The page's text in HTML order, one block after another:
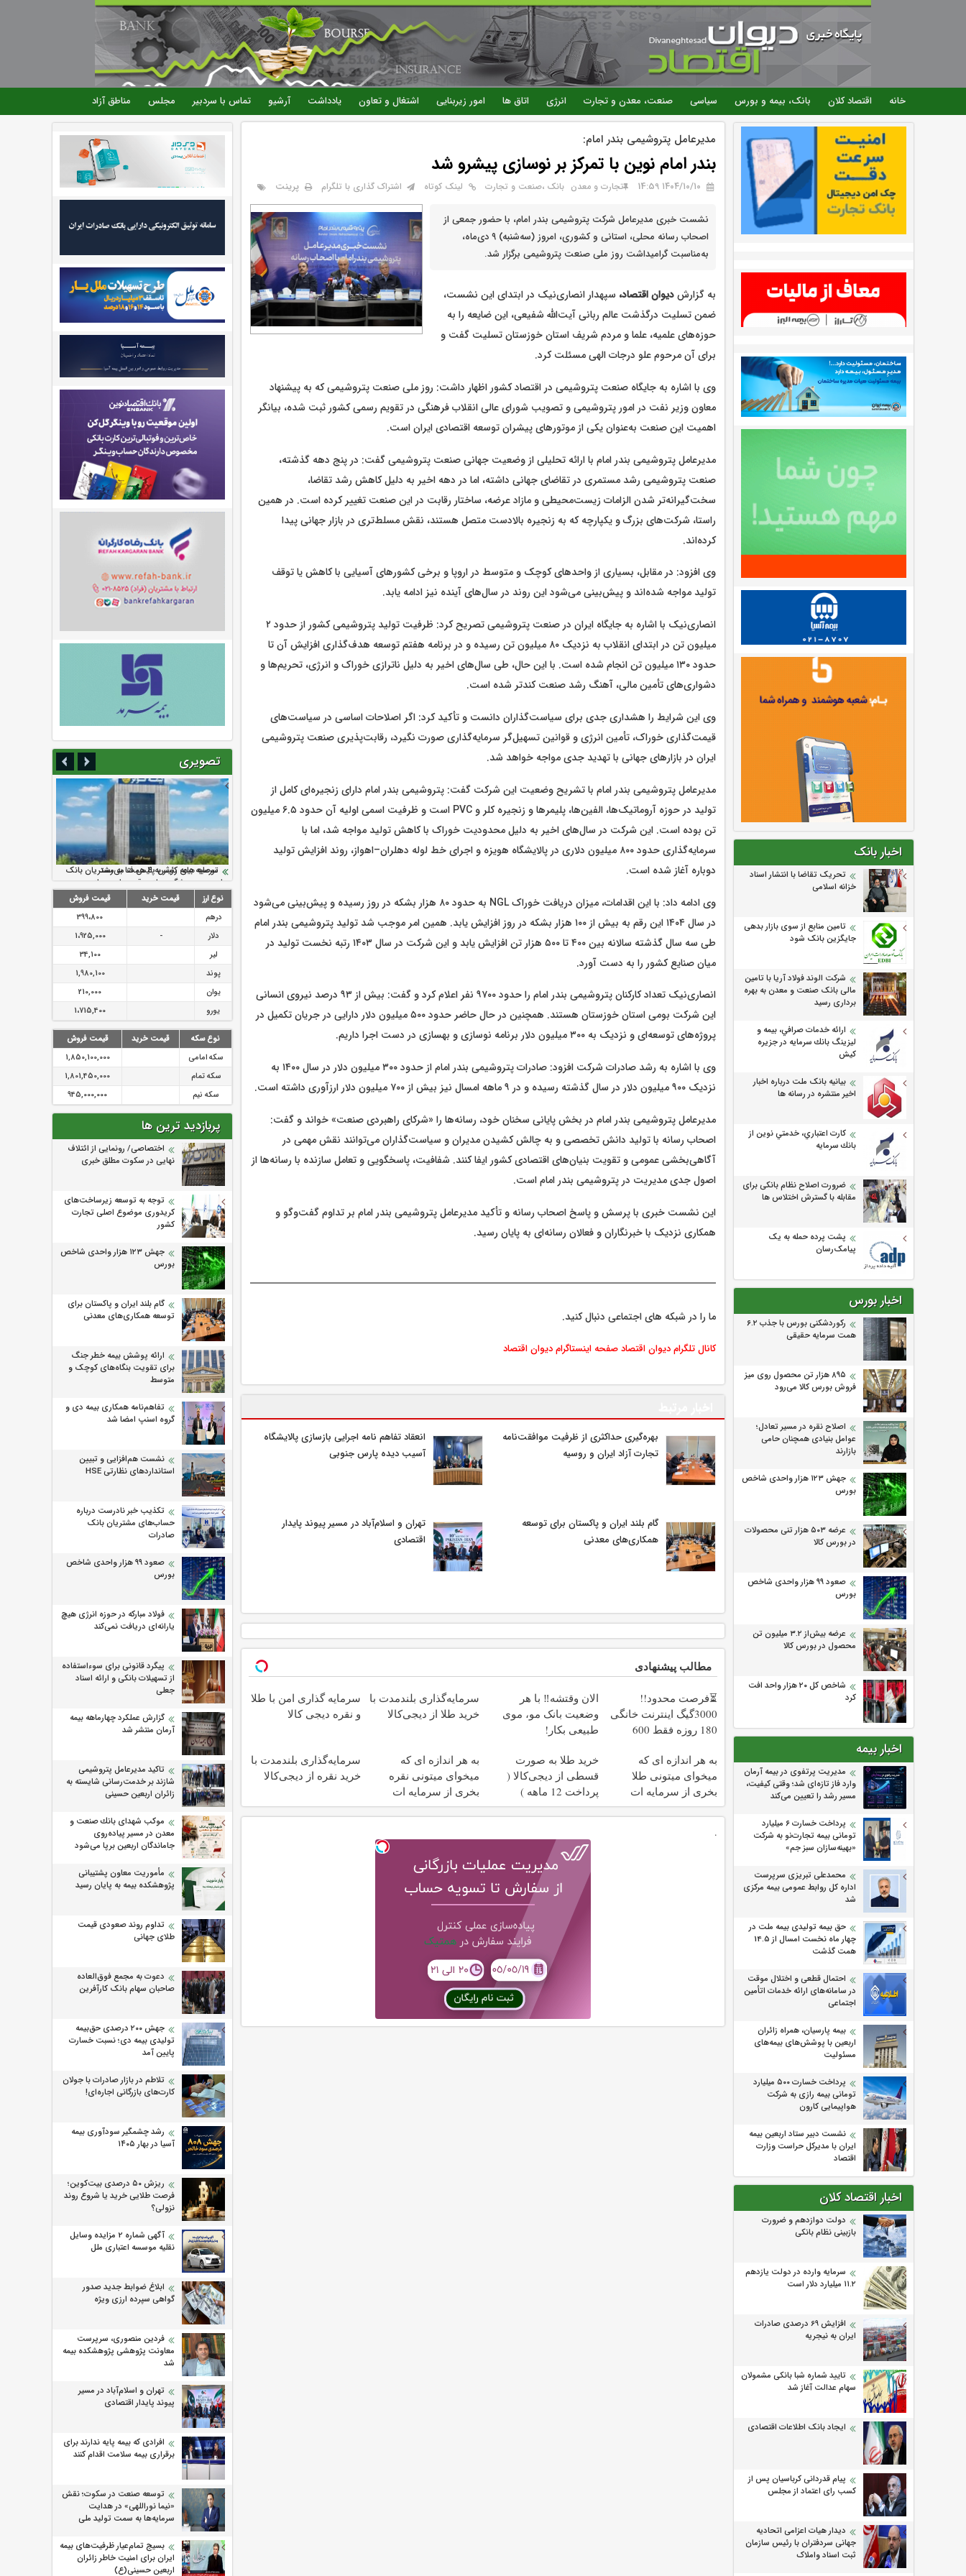
رفتن
به
محتوای
اصلی
خانه اقتصاد کلان بانک، بیمه و بورس سیاسی صنعت، معدن و تجارت انرژی اتاق ها امور زیربنایی اشتغال و تعاون یادداشت آرشیو تماس با سردبیر مجلس مناطق آزاد
اخبار بانک
تحریک تقاضا با انتشار اسناد
خزانه اسلامی
تامین منابع از سوی بازار بدهی
جایگزین بانک شود
شرکت الوند فولاد آریا با تامین
مالی بانک صنعت و معدن به بهره
برداری رسید
ارائه خدمات صرافي، بيمه و
ليزينگ بانك سرمايه در جزيره
كيش
بیانیه بانک ملت درباره اخبار
اخیر منتشره در رسانه ها
كارت اعتباري، خدمتي نوين از
بانك سرمايه
ضرورت اصلاح نظام بانکی برای
مقابله با گسترش اختلاس ها
پشت پرده حمله به یک
پیامک‌رسان
اخبار بورس
رکوردشکنی بورس با جذب ۶.۲
همت سرمایه حقیقی
۸۹۵ هزار تن محصول روی میز
فروش بورس کالا می‌‌رود
اصلاح نقره در مسیر تعادل؛
عوامل بنیادی همچنان حامی
بازارند
جهش ۱۲۳ هزار واحدی شاخص
بورس
عرضه ۵۰۳ هزار تنی محصولات
در بورس کالا
صعود ۹۹ هزار واحدی شاخص
بورس
عرضه بیش‌از ۳.۲ میلیون تن
محصول در بورس کالا
شاخص کل ۲۰ هزار واحد افت
کرد
اخبار بیمه
مدیریت پرتفوی در بیمه آرمان
وارد فاز تازه‌ای شد؛ وقتی کیفیت،
مسیر رشد را تعیین می‌کند
پرداخت خسارت ۶ میلیارد
تومانی بیمه تجارت‌نو به شرکت
«بهینه‌سازان سبز جم»
محمدعلی تبریزی سرپرست
اداره كل روابط عمومی بیمه مركزی
شد
حق بیمه تولیدی بیمه ملت در
چهار ماه نخست امسال از 14.5
همت گذشت
احتمال قطعی و اختلال موقت
در سامانه‌های ارائه خدمات اتأمین
اجتماعی
بیمه پارسیان، همراه زائران
اربعین با پوشش‌های بیمه‌های
مسئولیت
پرداخت خسارت ۵۰۰ میلیارد
تومانی بیمه رازی به شرکت
هواپیمایی کارون
نشست دبیر ستاد اربعین بیمه
ایران با مدیرکل حراست وزارت
اقتصاد
اخبار اقتصاد کلان
دولت دوازدهم و ضرورت
بازبینی نظام بانکی
سرمایه وارده در دولت یازدهم
۱۱.۲ میلیارد دلار است
افزایش 69 درصدی صادرات
ایران به نیجریه
تایید شماره شبا بانکی مشمولان
سهام عدالت آغاز شد
ایجاد بانک اطلاعات اقتصادی
پیام قدردانی کرباسیان پس از
کسب رای اعتماد از مجلس
دیدار هیات اعزامی اتحادیه
جهانی سردفتران با رئیس سازمان
ثبت اسناد واملاک
مدیرعامل پتروشیمی بندر امام:
بندر امام نوین با تمرکز بر نوسازی پیشرو شد
۱۴۰۴/۱۰/۱۰ 14:59 تجارت و معدن بانک ،صنعت و تجارت لینک کوتاه اشتراک گذاری با تلگرام پرینت
نشست خبری مدیرعامل شرکت پتروشیمی بندر امام، با حضور جمعی از
اصحاب رسانه محلی، استانی و کشوری، امروز (سه‌شنبه) ۹ دی‌ماه،
به‌مناسبت گرامیداشت روز ملی صنعت پتروشیمی برگزار شد.
به گزارشدیوان اقتصاد، سپهدار انصاری‌نیک در ابتدای این نشست،
ضمن تسلیت درگذشت عالم ربانی آیت‌الله شفیعی، این ضایعه را به
حوزه‌های علمیه، علما و مردم شریف استان خوزستان تسلیت گفت و
برای آن مرحوم علو درجات الهی مسئلت کرد.
وی با اشاره به جایگاه صنعت پتروشیمی در اقتصاد کشور اظهار داشت: روز ملی صنعت پتروشیمی که به پیشنهاد
معاون وزیر نفت در امور پتروشیمی و تصویب شورای عالی انقلاب فرهنگی در تقویم رسمی کشور ثبت شده، بیانگر
اهمیت این صنعت به‌عنوان یکی از موتورهای پیشران توسعه اقتصادی ایران است.
مدیرعامل پتروشیمی بندر امام با ارائه تحلیلی از وضعیت جهانی صنعت پتروشیمی گفت: در پنج دهه گذشته،
صنعت پتروشیمی رشد مستمری در تقاضای جهانی داشته، اما در دهه اخیر به دلیل کاهش رشد تقاضا،
سخت‌گیرانه‌تر شدن الزامات زیست‌محیطی و مازاد عرضه، ساختار رقابت در این صنعت تغییر کرده است. در همین
راستا، شرکت‌های بزرگ و یکپارچه که به زنجیره بالادست متصل هستند، نقش مسلط‌تری در بازار جهانی پیدا
کرده‌اند.
وی افزود: در مقابل، بسیاری از واحدهای کوچک و متوسط در اروپا و برخی کشورهای آسیایی با کاهش یا توقف
تولید مواجه شده‌اند و پیش‌بینی می‌شود این روند در سال‌های آینده نیز ادامه یابد.
انصاری‌نیک با اشاره به جایگاه ایران در صنعت پتروشیمی تصریح کرد: ظرفیت تولید پتروشیمی کشور از حدود ۲
میلیون تن در ابتدای انقلاب به نزدیک ۸۰ میلیون تن رسیده و در برنامه هفتم توسعه هدف‌گذاری افزایش آن تا
حدود ۱۳۰ میلیون تن انجام شده است. با این حال، طی سال‌های اخیر به دلیل ناترازی خوراک و انرژی، تحریم‌ها و
دشواری‌های تأمین مالی، آهنگ رشد صنعت کندتر شده است.
وی این شرایط را هشداری جدی برای سیاست‌گذاران دانست و تأکید کرد: اگر اصلاحات اساسی در سیاست‌های
قیمت‌گذاری خوراک، تأمین انرژی و قوانین تسهیل‌گر سرمایه‌گذاری صورت نگیرد، رقابت‌پذیری صنعت پتروشیمی
ایران در بازارهای جهانی با تهدید جدی مواجه خواهد شد.
مدیرعامل پتروشیمی بندر امام با تشریح وضعیت این شرکت گفت: پتروشیمی بندر امام دارای زنجیره‌ای کامل از
تولید در حوزه آروماتیک‌ها، الفین‌ها، پلیمرها و زنجیره کلر و PVC است و ظرفیت اسمی اولیه آن حدود ۶.۵ میلیون
تن بوده است. این شرکت در سال‌های اخیر به دلیل محدودیت خوراک با کاهش تولید مواجه شد، اما با
سرمایه‌گذاری حدود ۸۰۰ میلیون دلاری در پالایشگاه هویزه و اجرای خط لوله دهلران–اهواز، روند افزایش تولید
دوباره آغاز شده است.
وی ادامه داد: با این اقدامات، میزان دریافت خوراک NGL به حدود ۸۰ هزار بشکه در روز رسیده و پیش‌بینی می‌شود
در سال ۱۴۰۴ این رقم به بیش از ۱۰۰ هزار بشکه در روز افزایش یابد. همین امر موجب شد تولید پتروشیمی بندر امام
طی سه سال گذشته سالانه بین ۴۰۰ تا ۵۰۰ هزار تن افزایش یابد و این شرکت در سال ۱۴۰۳ رتبه نخست تولید در
میان صنایع کشور را به دست آورد.
انصاری‌نیک تعداد کارکنان پتروشیمی بندر امام را حدود ۹۷۰۰ نفر اعلام کرد و گفت: بیش از ۹۳ درصد نیروی انسانی
این شرکت بومی استان خوزستان هستند. همچنین در حال حاضر حدود ۵۰۰ میلیون دلار دارایی در جریان تکمیل در
پروژه‌های توسعه‌ای و نزدیک به ۳۰۰ میلیون دلار برنامه نوسازی و بهسازی در دست اجرا داریم.
وی با اشاره به رشد صادرات شرکت افزود: صادرات پتروشیمی بندر امام از حدود ۳۰۰ میلیون دلار در سال ۱۴۰۰ به
نزدیک ۹۰۰ میلیون دلار در سال گذشته رسیده و در ۹ ماهه امسال نیز بیش از ۷۰۰ میلیون دلار ارزآوری داشته است.
مدیرعامل پتروشیمی بندر امام در بخش پایانی سخنان خود، رسانه‌ها را «شرکای راهبردی صنعت» خواند و گفت:
اصحاب رسانه با تولید دانش تخصصی و به چالش کشیدن مدیران و سیاست‌گذاران می‌توانند نقش مهمی در
آگاهی‌بخشی عمومی و تقویت بنیان‌های اقتصادی کشور ایفا کنند. شفافیت، پاسخگویی و تعامل سازنده با رسانه‌ها از
اصول جدی مدیریت در پتروشیمی بندر امام است.
این نشست خبری با پرسش و پاسخ اصحاب رسانه و تأکید مدیرعامل پتروشیمی بندر امام بر تداوم گفت‌وگو و
همکاری نزدیک با خبرنگاران و فعالان رسانه‌ای به پایان رسید.
ما را در شبکه های اجتماعی دنبال کنید.
کانال تلگرام دیوان اقتصادصفحه اینستاگرام دیوان اقتصاد
بهره‌گیری حداکثری از ظرفیت موافقت‌نامه
تجارت آزاد ایران و روسیه
انعقاد تفاهم نامه اجرایی بازسازی پالایشگاه
آسیب دیده پارس جنوبی
گام بلند ایران و پاکستان برای توسعه
همکاری‌های معدنی
تهران و اسلام‌آباد در مسیر پیوند پایدار
اقتصادی
مطالب پیشنهادی
⏳فرصت محدود!!
3000گیگ اینترنت خانگی
180 روزه فقط 600
الان وقتشه‼️ با هر
وضعیت بانک مو، موی
طبیعی بکار!
سرمایه‌گذاری بلندمدت با
خرید طلا از دیجی‌کالا
سرمایه گذاری امن با طلا
و نقره دیجی کالا
به هر اندازه ای که
میخوای میتونی طلا
بخری از سرمایه ات
محافظت کنی
خرید طلا به صورت
قسطی از دیجی‌کالا (
پرداخت 12 ماهه )
به هر اندازه ای که
میخوای میتونی نقره
بخری از سرمایه ات
محافظت کنی
سرمایه‌گذاری بلندمدت با
خرید نقره از دیجی‌کالا
.
تصویری
ارزش سهام عدالت بالا رفت
سرمایه بیمه کوثر به ۴ همت می‌رسد
نود ثانیه با فولاد سنگان
تقدیر دبیرکل سندیکای بیمه گران ایران از
اقدامات مدیرعامل بیمه رازی
توصیه های رئیس پلیس فتا به مشتریان بانک
ها در مورد پیشگیری از سرقت های مجازی
نوع ارز قیمت خرید
قیمت فروش
درهم
399،800
دلار
-
1،925,000
لیر
34,100
پوند
1,980,100
یوان
210,000
یورو
1،715,400
نوع سکه قیمت خرید
قیمت فروش
سکه امامی
1,850,100,000
سکه تمام
1,801,450,000
سکه نیم
945,000,000
پربازدید ترین ها
اختصاصی/ رونمایی از ائتلاف‌
نهایی در سکوت مطلق خبری
توجه به توسعه زیرساخت‌های
کریدوری موضوع اصلی تجارت
کشور
جهش ۱۲۳ هزار واحدی شاخص
بورس
گام بلند ایران و پاکستان برای
توسعه همکاری‌های معدنی
ارائه پوشش بیمه خطر جنگ
برای تقویت بنگاه‌های کوچک و
متوسط
تفاهم‌نامه همکاری بیمه دی و
گروه اسنپ امضا شد
نشست هم‌افزایی و تبیین
استانداردهای نظارتی HSE
تکذیب خبر نادرست درباره
حساب‌های مشتریان بانک
صادرات
صعود ۹۹ هزار واحدی شاخص
بورس
فولاد مبارکه در حوزه انرژی هیچ
یارانه‌ای دریافت نمی‌کند
پیگرد قانونی برای سوءاستفاده
از تسهیلات بانکی و ارائه اسناد
جعلی
گزارش عملکرد چهارماهه بیمه
آرمان منتشر شد
تاکید مدیرعامل پتروشیمی
شازند بر خدمت‌رسانی شایسته به
زائران اربعین حسینی
موكب شهدای بانك صنعت و
معدن در مسیر پیاده‌روی
جاماندگان اربعین برپا می‌شود
مأموریت معاون پشتیبانی
پژوهشكده بیمه به پایان رسید
تداوم روند صعودی قیمت
طلای جهانی
دعوت به مجمع فوق‌العاده
صاحبان سهام بانک کارآفرین
جهش ۲۰۰ درصدی حق‌بیمه
تولیدی بیمه دی؛ نسبت خسارت
پایین آمد
تلاطم در بازار صادرات با جولان
کارت‌های بازرگانی اجاره‌ای!
رشد چشمگیر سودآوری بیمه
آسیا در بهار ۱۴۰۵
ریزش ۵۰ درصدی بیت‌کوین؛
فرصت طلایی خرید یا شروع روند
نزولی؟
آگهی شماره 2 مزایده وسایل
نقلیه موسسه اعتباری ملل
ابلاغ ضوابط جدید صدور
گواهی سپرده ارزی ویژه
فردین منصوری، سرپرست
معاونت پژوهشی پژوهشكده بیمه
شد
تهران و اسلام‌آباد در مسیر
پیوند پایدار اقتصادی
افرادی که بیمه پایه ندارند برای
برقراری بیمه سلامت اقدام کنند
توسعه صنعت در سکوت؛ نقش
«نیما نوراللهی» در هدایت
سرمایه‌ها به سمت تولید ملی
بسیج تمام‌عیار ظرفیت‌های بیمه
ایران برای امنیت خاطر زائران
اربعین حسینی(ع)